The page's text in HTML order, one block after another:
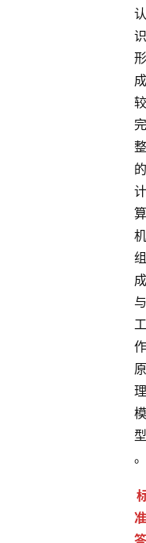
认
识
形
成
较
完
整
的
计
算
机
组
成
与
工
作
原
理
模
型
。
准
答